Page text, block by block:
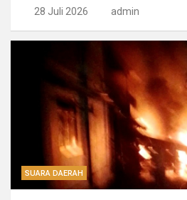
28 Juli 2026 admin
SUARA DAERAH